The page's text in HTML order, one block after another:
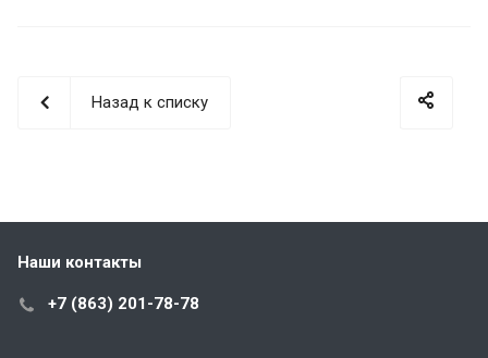
Назад к списку
Наши контакты
+7 (863) 201-78-78